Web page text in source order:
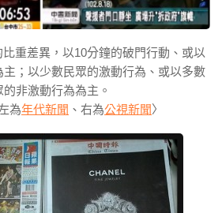
重差異，以10分鐘的破門行動、或以
；以少數民眾的激動行為、或以多數
的非激動行為為主。
為年代新聞 、右為公視新聞〉